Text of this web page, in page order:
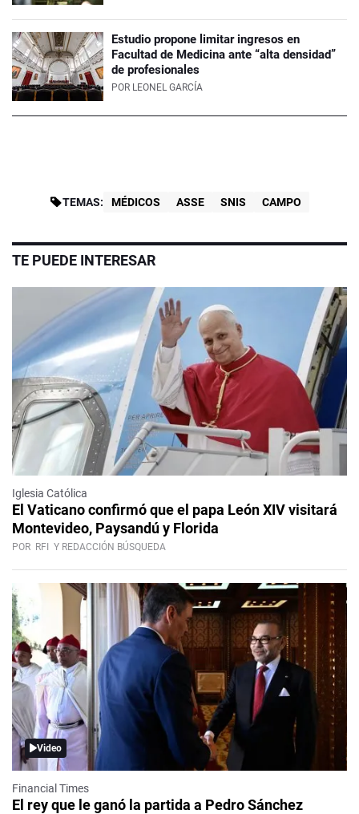
Estudio propone limitar ingresos en
Facultad de Medicina ante “alta densidad”
de profesionales
POR LEONEL GARCÍA
TEMAS: MÉDICOS ASSE SNIS CAMPO
TE PUEDE INTERESAR
Iglesia Católica
El Vaticano confirmó que el papa León XIV visitará
Montevideo, Paysandú y Florida
POR RFI Y REDACCIÓN BÚSQUEDA
Video
Financial Times
El rey que le ganó la partida a Pedro Sánchez